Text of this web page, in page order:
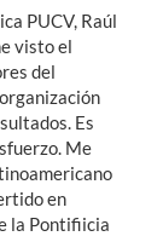
PUCV, Raúl
visto el
del
Es
Me
en
la Pontifiicia